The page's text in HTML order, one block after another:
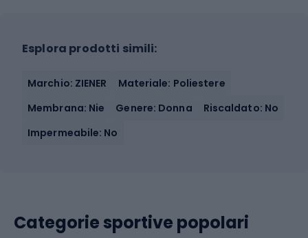
Esplora prodotti simili:
Marchio: ZIENER
Materiale: Poliestere
Membrana: Nie
Genere: Donna
Riscaldato: No
Impermeabile: No
Categorie sportive popolari